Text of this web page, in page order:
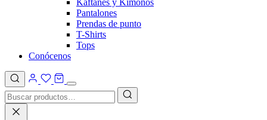
Kaftanes y Kimonos
Pantalones
Prendas de punto
T-Shirts
Tops
Conócenos